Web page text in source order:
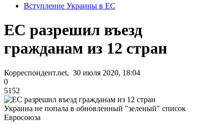
Вступление Украины в ЕС
ЕС разрешил въезд
гражданам из 12 стран
Корреспондент.net, 30 июля 2020, 18:04
0
5152
Украина не попала в обновленный "зеленый" список
Евросоюза